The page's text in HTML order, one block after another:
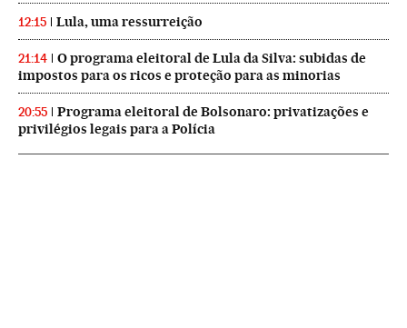
12:15 Lula, uma ressurreição
21:14
O programa eleitoral de Lula da Silva: subidas de
impostos para os ricos e proteção para as minorias
20:55
Programa eleitoral de Bolsonaro: privatizações e
privilégios legais para a Polícia